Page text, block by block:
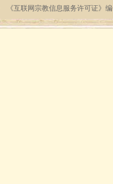
《互联网宗教信息服务许可证》